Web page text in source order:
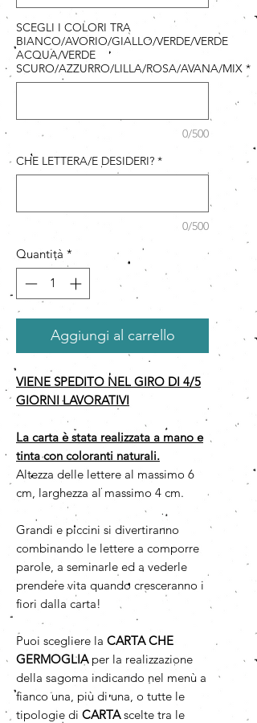
SCEGLI I COLORI TRA
BIANCO/AVORIO/GIALLO/VERDE/VERDE
ACQUA/VERDE
SCURO/AZZURRO/LILLA/ROSA/AVANA/MIX *
0/500
CHE LETTERA/E DESIDERI? *
0/500
Quantità *
Aggiungi al carrello
VIENE SPEDITO NEL GIRO DI 4/5
GIORNI LAVORATIVI
La carta è stata realizzata a mano e
tinta con coloranti naturali.
Altezza delle lettere al massimo 6
cm, larghezza al massimo 4 cm.
Grandi e piccini si divertiranno
combinando le lettere a comporre
parole, a seminarle ed a vederle
prendere vita quando cresceranno i
fiori dalla carta!
Puoi scegliere la CARTA CHE
GERMOGLIAper la realizzazione
della sagoma indicando nel menù a
fianco una, più di una, o tutte le
tipologie di CARTAscelte tra le